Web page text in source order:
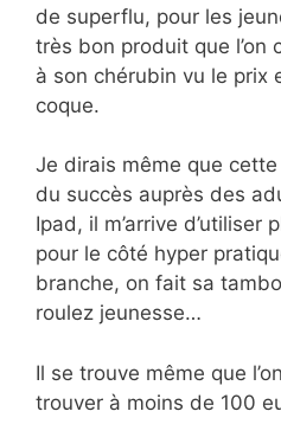
de superflu, pour les
très bon produit que l’on
à son chérubin vu le prix
coque.
Je dirais même que
du succès auprès des
Ipad, il m’arrive
pour le côté hyper
branche, on fait sa
roulez jeunesse…
Il se trouve même que
trouver à moins de 100